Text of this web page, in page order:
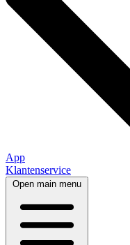
App
Klantenservice
Open main menu